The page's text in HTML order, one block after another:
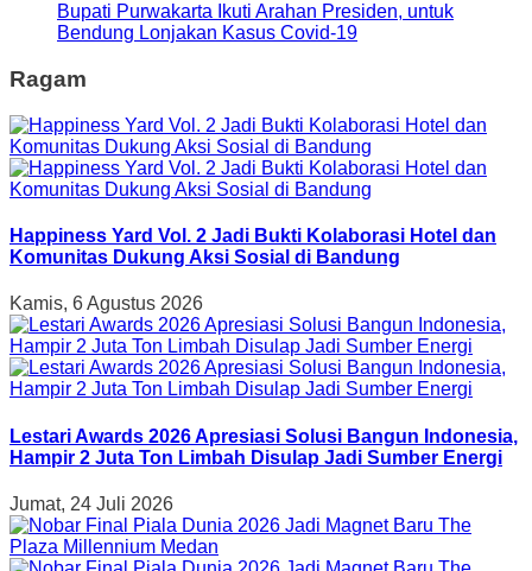
Bupati Purwakarta Ikuti Arahan Presiden, untuk
Bendung Lonjakan Kasus Covid-19
Ragam
Happiness Yard Vol. 2 Jadi Bukti Kolaborasi Hotel dan
Komunitas Dukung Aksi Sosial di Bandung
Kamis, 6 Agustus 2026
Lestari Awards 2026 Apresiasi Solusi Bangun Indonesia,
Hampir 2 Juta Ton Limbah Disulap Jadi Sumber Energi
Jumat, 24 Juli 2026